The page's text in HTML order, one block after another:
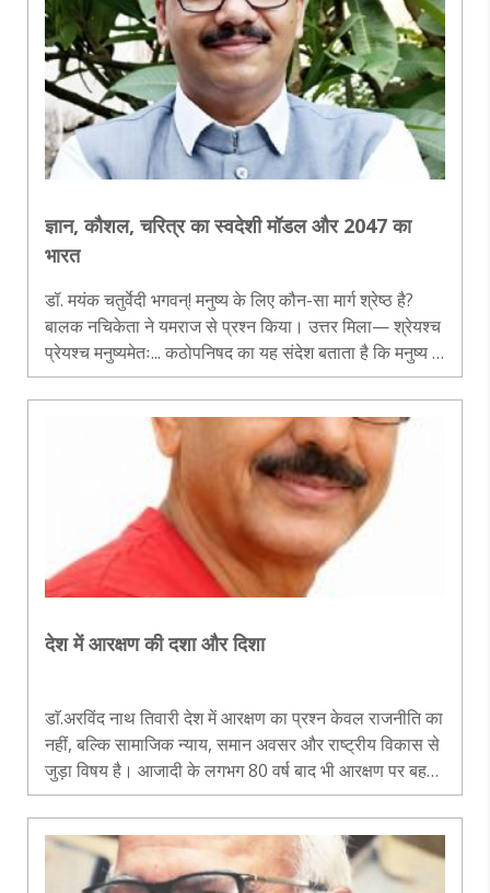
ज्ञान, कौशल, चरित्र का स्वदेशी मॉडल और 2047 का
भारत
डॉ. मयंक चतुर्वेदी भगवन्! मनुष्य के लिए कौन-सा मार्ग श्रेष्ठ है?
बालक नचिकेता ने यमराज से प्रश्न किया। उत्तर मिला— श्रेयश्च
प्रेयश्च मनुष्यमेतः... कठोपनिषद का यह संदेश बताता है कि मनुष्य के
सामने सदैव दो मार्ग रहते हैं; श्रेय और प्रेय। श्रेय..
देश में आरक्षण की दशा और दिशा
डाॅ.अरविंद नाथ तिवारी देश में आरक्षण का प्रश्न केवल राजनीति का
नहीं, बल्कि सामाजिक न्याय, समान अवसर और राष्ट्रीय विकास से
जुड़ा विषय है। आजादी के लगभग 80 वर्ष बाद भी आरक्षण पर बहस
उतनी ही तीखी है जितनी संविधान लागू होने के समय थी। एक पक्ष
इसे ऐतिह..